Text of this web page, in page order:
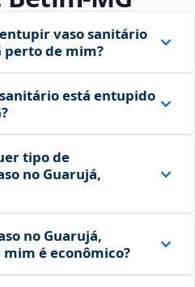
vaso sanitário
perto de mim?
está entupido
tipo de
no Guarujá,
no Guarujá,
é econômico?